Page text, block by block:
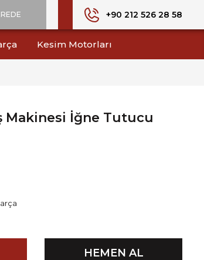
+90 212 526 28 58
Kesim Motorları
Makinesi İğne Tutucu
HEMEN AL